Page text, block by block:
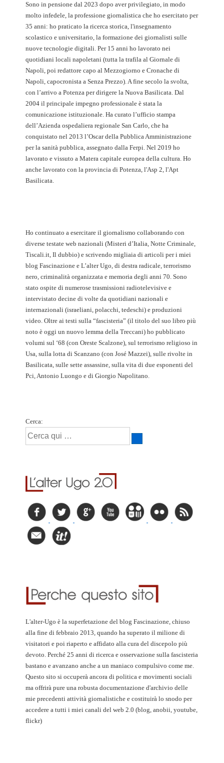
Sono in pensione dal 2023 dopo aver privilegiato, in modo
molto infedele, la professione giornalistica che ho esercitato per
35 anni: ho praticato la ricerca storica, l'insegnamento
scolastico e universitario, la formazione dei giornalisti sulle
nuove tecnologie digitali. Per 15 anni ho lavorato nei
quotidiani locali napoletani (tutta la trafila al Giornale di
Napoli, poi redattore capo al Mezzogiorno e Cronache di
Napoli, capocronista a Senza Prezzo). A fine secolo la svolta,
con l’arrivo a Potenza per dirigere la Nuova Basilicata. Dal
2004 il principale impegno professionale è stata la
comunicazione istituzionale. Ha curato l’ufficio stampa
dell’Azienda ospedaliera regionale San Carlo, che ha
conquistato nel 2013 l’Oscar della Pubblica Amministrazione
per la sanità pubblica, assegnato dalla Ferpi. Nel 2019 ho
lavorato e vissuto a Matera capitale europea della cultura. Ho
anche lavorato con la provincia di Potenza, l'Asp 2, l'Apt
Basilicata.
Ho continuato a esercitare il giornalismo collaborando con
diverse testate web nazionali (Misteri d’Italia, Notte Criminale,
Tiscali.it, Il dubbio) e scrivendo migliaia di articoli per i miei
blog Fascinazione e L’alter Ugo, di destra radicale, terrorismo
nero, criminalità organizzata e memoria degli anni 70. Sono
stato ospite di numerose trasmissioni radiotelevisive e
intervistato decine di volte da quotidiani nazionali e
internazionali (israeliani, polacchi, tedeschi) e produzioni
video. Oltre ai testi sulla “fascisteria” (il titolo del suo libro più
noto è oggi un nuovo lemma della Treccani) ho pubblicato
volumi sul ‘68 (con Oreste Scalzone), sul terrorismo religioso in
Usa, sulla lotta di Scanzano (con José Mazzei), sulle rivolte in
Basilicata, sulle sette assassine, sulla vita di due esponenti del
Pci, Antonio Luongo e di Giorgio Napolitano.
Cerca:
L'alter-Ugo è la superfetazione del blog Fascinazione, chiuso
alla fine di febbraio 2013, quando ha superato il milione di
visitatori e poi riaperto e affidato alla cura del discepolo più
devoto. Perché 25 anni di ricerca e osservazione sulla fascisteria
bastano e avanzano anche a un maniaco compulsivo come me.
Questo sito si occuperà ancora di politica e movimenti sociali
ma offrirà pure una robusta documentazione d'archivio delle
mie precedenti attività giornalistiche e costituirà lo snodo per
accedere a tutti i miei canali del web 2.0 (blog, anobii, youtube,
flickr)